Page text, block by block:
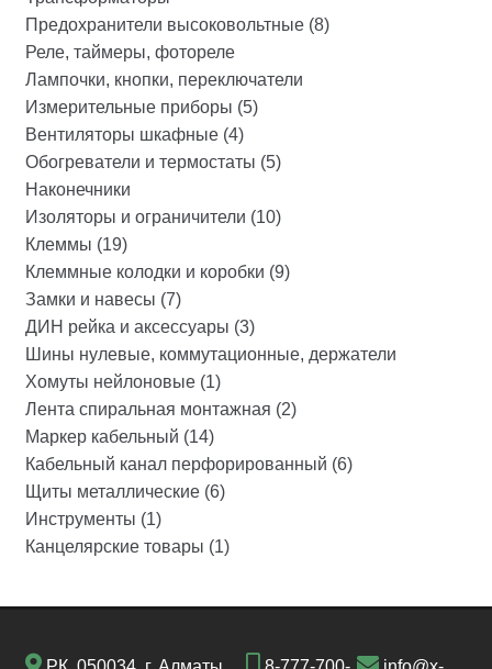
Предохранители высоковольтные (8)
Реле, таймеры, фотореле
Лампочки, кнопки, переключатели
Измерительные приборы (5)
Вентиляторы шкафные (4)
Обогреватели и термостаты (5)
Наконечники
Изоляторы и ограничители (10)
Клеммы (19)
Клеммные колодки и коробки (9)
Замки и навесы (7)
ДИН рейка и аксессуары (3)
Шины нулевые, коммутационные, держатели
Хомуты нейлоновые (1)
Лента спиральная монтажная (2)
Маркер кабельный (14)
Кабельный канал перфорированный (6)
Щиты металлические (6)
Инструменты (1)
Канцелярские товары (1)